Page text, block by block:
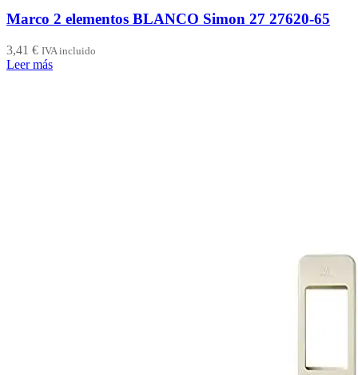
Marco 2 elementos BLANCO Simon 27 27620-65
3,41 € IVA incluido
Leer más